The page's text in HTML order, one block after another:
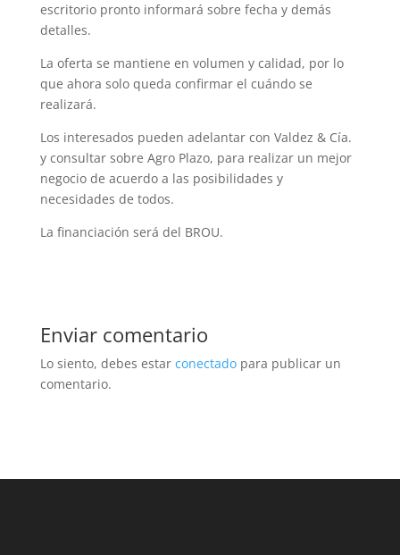
escritorio pronto informará sobre fecha y demás
detalles.
La oferta se mantiene en volumen y calidad, por lo
que ahora solo queda confirmar el cuándo se
realizará.
Los interesados pueden adelantar con Valdez & Cía.
y consultar sobre Agro Plazo, para realizar un mejor
negocio de acuerdo a las posibilidades y
necesidades de todos.
La financiación será del BROU.
Enviar comentario
Lo siento, debes estar conectadopara publicar un
comentario.